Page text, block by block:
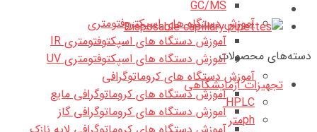
GC/MS
آموزش دستگاه های اسپکتروفتومتری
آموزش دستگاه های اسپکتوفتومتری IR
آموزش دستگاه های اسپکتوفتومتری UV
آموزش دستگاه های کروماتوگرافی
آموزش دستگاه های کروماتوگرافی مایع
آموزش دستگاه های کروماتوگرافی گاز
دسته‌های محصولات
تجهیزات آزمایشگاهی
HPLC
phمتر